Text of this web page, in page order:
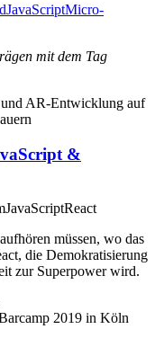
JavaScriptMicro-
mit dem Tag
&
JavaScriptReact
müssen, wo das
die Demokratisierung
zur Superpower wird.